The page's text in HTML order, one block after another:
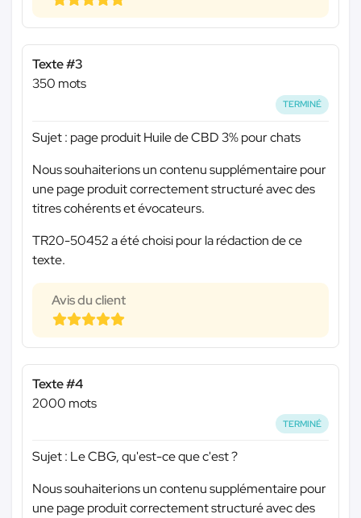
Texte #3
350 mots
TERMINÉ
Sujet : page produit Huile de CBD 3% pour chats
Nous souhaiterions un contenu supplémentaire pour
une page produit correctement structuré avec des
titres cohérents et évocateurs.
TR20-50452 a été choisi pour la rédaction de ce
texte.
Avis du client
Texte #4
2000 mots
TERMINÉ
Sujet : Le CBG, qu'est-ce que c'est ?
Nous souhaiterions un contenu supplémentaire pour
une page produit correctement structuré avec des